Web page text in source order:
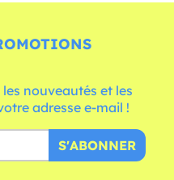
nouveautés et les
adresse e-mail !
S'ABONNER